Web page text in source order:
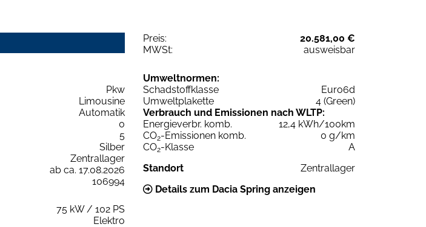
Preis:
20.581,00 €
MWSt:
ausweisbar
Pkw
Limousine
Automatik
0
5
Silber
Zentrallager
ab ca. 17.08.2026
106994
75 kW / 102 PS
Elektro
Umweltnormen:
Schadstoffklasse
Euro6d
Umweltplakette
4 (Green)
Verbrauch und Emissionen nach WLTP:
Energieverbr. komb.
12,4 kWh/100km
CO2-Emissionen komb.
0 g/km
CO2-Klasse
A
Standort
Zentrallager
Details zum Dacia Spring anzeigen